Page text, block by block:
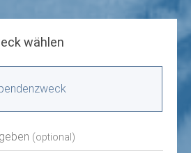
wählen
(optional)